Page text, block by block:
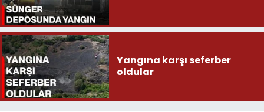
Yangına karşı seferber
oldular